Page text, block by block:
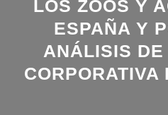
LOS ZOOS Y
ESPAÑA Y
ANÁLISIS
CORPORATIVA